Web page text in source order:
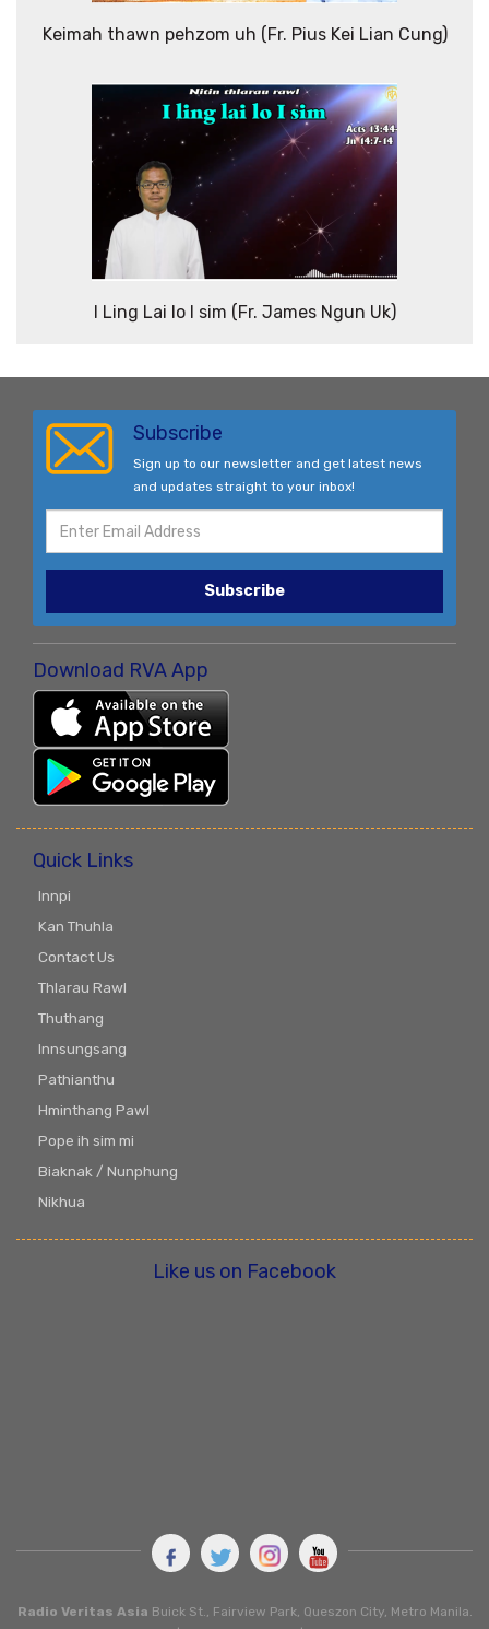
Keimah thawn pehzom uh (Fr. Pius Kei Lian Cung)
I Ling Lai lo I sim (Fr. James Ngun Uk)
Subscribe
Sign up to our newsletter and get latest news
and updates straight to your inbox!
Subscribe
Download RVA App
Quick Links
Innpi
Kan Thuhla
Contact Us
Thlarau Rawl
Thuthang
Innsungsang
Pathianthu
Hminthang Pawl
Pope ih sim mi
Biaknak / Nunphung
Nikhua
Like us on Facebook
Radio Veritas Asia Buick St., Fairview Park, Queszon City, Metro Manila.